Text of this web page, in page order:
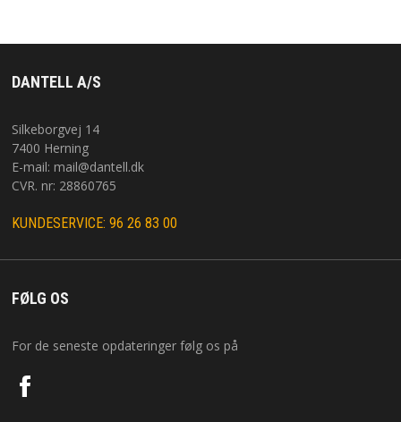
DANTELL A/S
Silkeborgvej 14
7400 Herning
E-mail: mail@dantell.dk
CVR. nr: 28860765
KUNDESERVICE: 96 26 83 00
FØLG OS
For de seneste opdateringer følg os på